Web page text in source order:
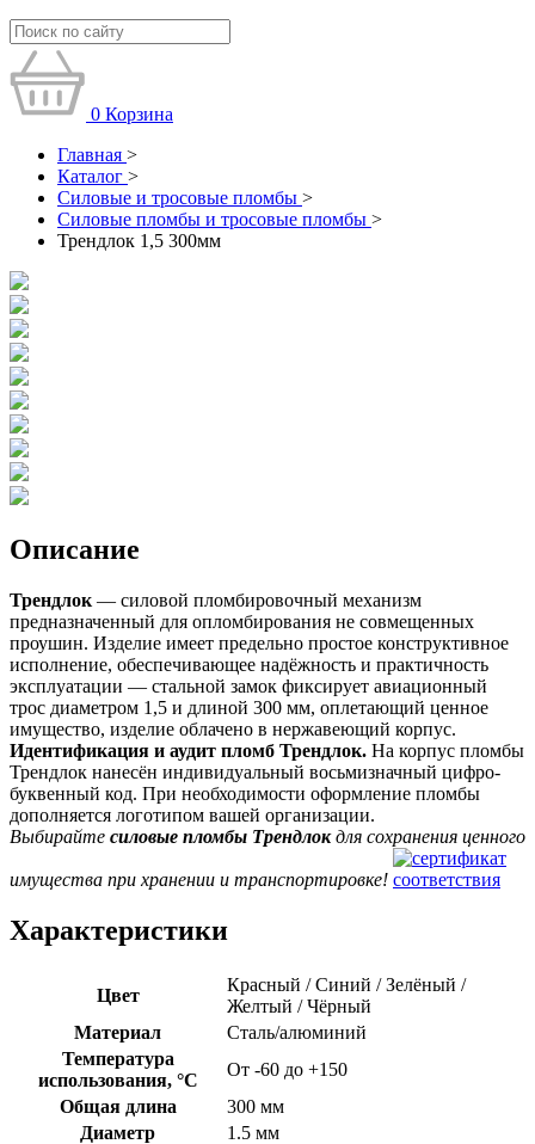
0 Корзина
Главная >
Каталог >
Силовые и тросовые пломбы >
Силовые пломбы и тросовые пломбы >
Трендлок 1,5 300мм
Описание
Трендлок — силовой пломбировочный механизм
предназначенный для опломбирования не совмещенных
проушин. Изделие имеет предельно простое конструктивное
исполнение, обеспечивающее надёжность и практичность
эксплуатации — стальной замок фиксирует авиационный
трос диаметром 1,5 и длиной 300 мм, оплетающий ценное
имущество, изделие облачено в нержавеющий корпус.
Идентификация и аудит пломб Трендлок. На корпус пломбы
Трендлок нанесён индивидуальный восьмизначный цифро-
буквенный код. При необходимости оформление пломбы
дополняется логотипом вашей организации.
Выбирайте силовые пломбы Трендлокдля сохранения ценного
имущества при хранении и транспортировке!
Характеристики
Цвет
Красный / Синий / Зелёный /
Желтый / Чёрный
Материал
Сталь/алюминий
Температура
использования, °C
От -60 до +150
Общая длина
300 мм
Диаметр
1.5 мм